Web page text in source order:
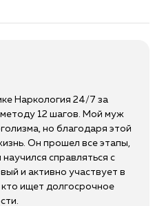
Наркология 24/7 за
12 шагов. Мой муж
но благодаря этой
Он прошел все этапы,
справляться с
и активно участвует в
ищет долгосрочное